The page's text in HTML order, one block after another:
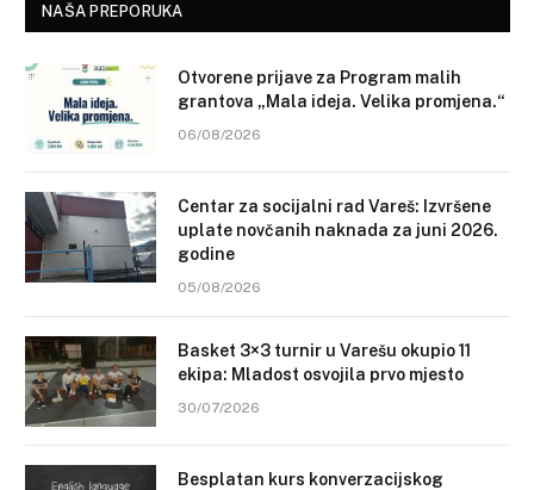
NAŠA PREPORUKA
Otvorene prijave za Program malih
grantova „Mala ideja. Velika promjena.“
06/08/2026
Centar za socijalni rad Vareš: Izvršene
uplate novčanih naknada za juni 2026.
godine
05/08/2026
Basket 3×3 turnir u Varešu okupio 11
ekipa: Mladost osvojila prvo mjesto
30/07/2026
Besplatan kurs konverzacijskog